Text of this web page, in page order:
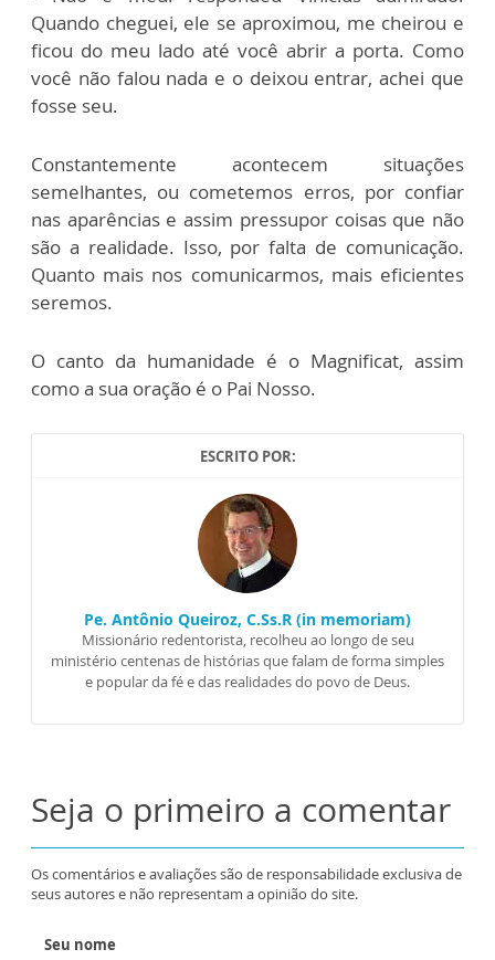
Quando cheguei, ele se aproximou, me cheirou e
ficou do meu lado até você abrir a porta. Como
você não falou nada e o deixou entrar, achei que
fosse seu.
Constantemente acontecem situações
semelhantes, ou cometemos erros, por confiar
nas aparências e assim pressupor coisas que não
são a realidade. Isso, por falta de comunicação.
Quanto mais nos comunicarmos, mais eficientes
seremos.
O canto da humanidade é o Magnificat, assim
como a sua oração é o Pai Nosso.
ESCRITO POR:
Pe. Antônio Queiroz, C.Ss.R (in memoriam)
Missionário redentorista, recolheu ao longo de seu
ministério centenas de histórias que falam de forma simples
e popular da fé e das realidades do povo de Deus.
Seja o primeiro a comentar
Os comentários e avaliações são de responsabilidade exclusiva de
seus autores e não representam a opinião do site.
Seu nome